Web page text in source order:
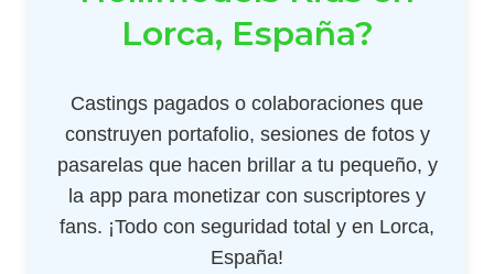
Lorca, España?
Castings pagados o colaboraciones que
construyen portafolio, sesiones de fotos y
pasarelas que hacen brillar a tu pequeño, y
la app para monetizar con suscriptores y
fans. ¡Todo con seguridad total y en Lorca,
España!